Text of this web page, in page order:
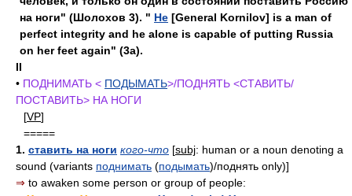
на ноги" (Шолохов 3). " Не [General Kornilov] is a man of
perfect integrity and he alone is capable of putting Russia
on her feet again" (3a).
II
• ПОДНИМАТЬ < ПОДЫМАТЬ>/ПОДНЯТЬ <СТАВИТЬ/
ПОСТАВИТЬ> НА НОГИ
[VP]
=====
1. ставить на ноги кого-что [subj: human or a noun denoting a
sound (variants поднимать (подымать)/поднять only)]
⇒ to awaken some person or group of people: